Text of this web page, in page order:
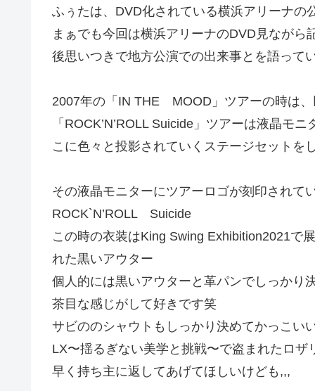
ふぅたは、DVD化されている横浜アリーナ
まぁでも今回は横浜アリーナのDVD見ながら
後思いつきで地方公演での出来事とを語って
2007年の「IN THE MOOD」ツアーの時は
「ROCK’N’ROLL Suicide」ツアーは液晶モ
こに色々と投影されていくステージセットを
その液晶モニターにツアーロゴが刻印されて
ROCK`N’ROLL Suicide
この時の衣装はKing Swing Exhibition2021で
れた黒いアウター
個人的には黒いアウターと革パンでしっかり
茶目な感じがして好きです笑
サビののシャウトもしっかり決めてかっこい
LX〜揺るぎない美学と挑戦〜で盗まれたロ
早く持ち主に返してあげてほしいけども,,,